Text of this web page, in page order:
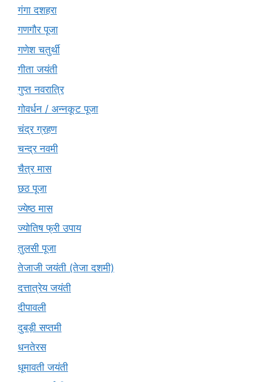
गंगा दशहरा
गणगौर पूजा
गणेश चतुर्थी
गीता जयंती
गुप्त नवरात्रि
गोवर्धन / अन्नकूट पूजा
चंद्र ग्रहण
चन्द्र नवमी
चैत्र मास
छठ पूजा
ज्येष्ठ मास
ज्योतिष फ्री उपाय
तुलसी पूजा
तेजाजी जयंती (तेजा दशमी)
दत्तात्रेय जयंती
दीपावली
दुबड़ी सप्तमी
धनतेरस
धूमावती जयंती